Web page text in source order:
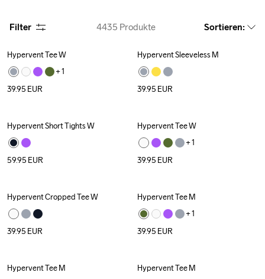
Filter 4435 Produkte Sortieren:
Hypervent Tee W
+ 1
39.95 EUR
Hypervent Sleeveless M
39.95 EUR
Hypervent Short Tights W
59.95 EUR
Hypervent Tee W
+ 1
39.95 EUR
Hypervent Cropped Tee W
39.95 EUR
Hypervent Tee M
+ 1
39.95 EUR
Hypervent Tee M
Hypervent Tee M